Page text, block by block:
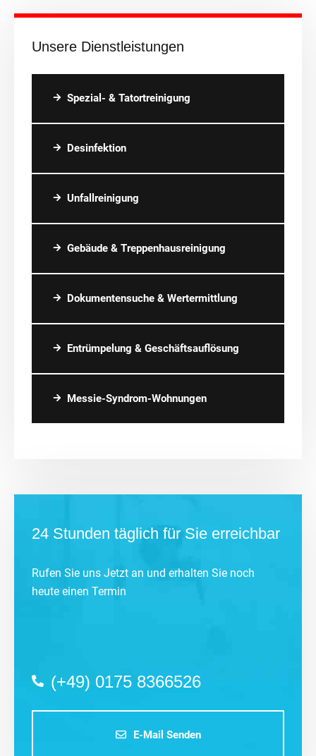
Unsere Dienstleistungen
Spezial- & Tatortreinigung
Desinfektion
Unfallreinigung
Gebäude & Treppenhausreinigung
Dokumentensuche & Wertermittlung
Entrümpelung & Geschäftsauflösung
Messie-Syndrom-Wohnungen
24 Stunden täglich für Sie erreichbar
Rufen Sie uns Jetzt an und erhalten Sie noch
heute einen Termin
(+49) 0175 8366526
E-Mail Senden